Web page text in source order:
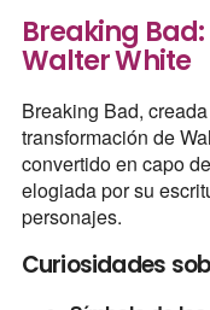
Breaking
Walter White
Breaking Bad,
transformación de
convertido en capo
elogiada por su
personajes.
Curiosidades